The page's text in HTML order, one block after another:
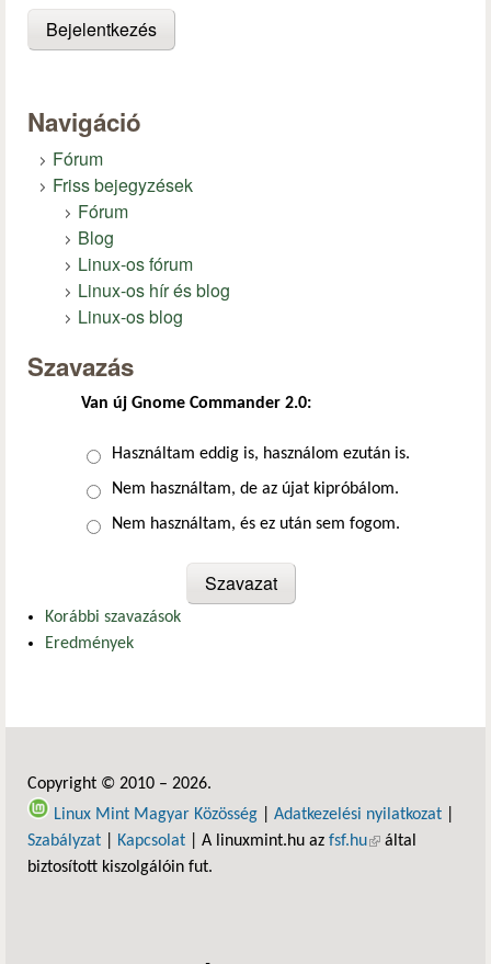
Navigáció
Fórum
Friss bejegyzések
Fórum
Blog
Linux-os fórum
Linux-os hír és blog
Linux-os blog
Szavazás
Van új Gnome Commander 2.0:
Választások
Használtam eddig is, használom ezután is.
Nem használtam, de az újat kipróbálom.
Nem használtam, és ez után sem fogom.
Korábbi szavazások
Eredmények
Copyright © 2010 – 2026.
Linux Mint Magyar Közösség
Adatkezelési nyilatkozat
Szabályzat
Kapcsolat | A linuxmint.hu az fsf.hu(külső hivatkozás)
által
biztosított kiszolgálóin fut.